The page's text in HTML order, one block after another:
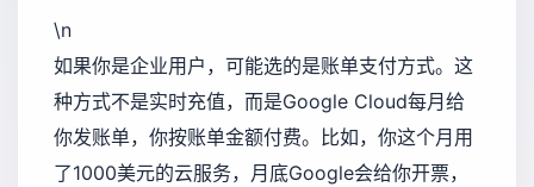
\n
如果你是企业用户，可能选的是账单支付方式。这
种方式不是实时充值，而是Google Cloud每月给
你发账单，你按账单金额付费。比如，你这个月用
了1000美元的云服务，月底Google会给你开票，